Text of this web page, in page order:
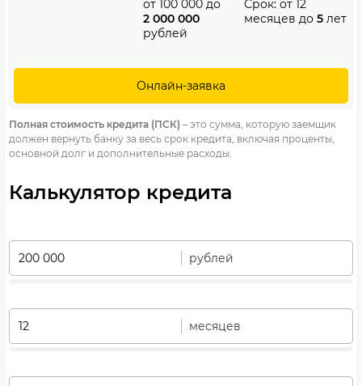
от 100 000 до
2 000 000
рублей
Срок: от 12
месяцев до 5лет
Онлайн-заявка
Полная стоимость кредита (ПСК) – это сумма, которую заемщик
должен вернуть банку за весь срок кредита, включая проценты,
основной долг и дополнительные расходы.
Калькулятор кредита
рублей
месяцев